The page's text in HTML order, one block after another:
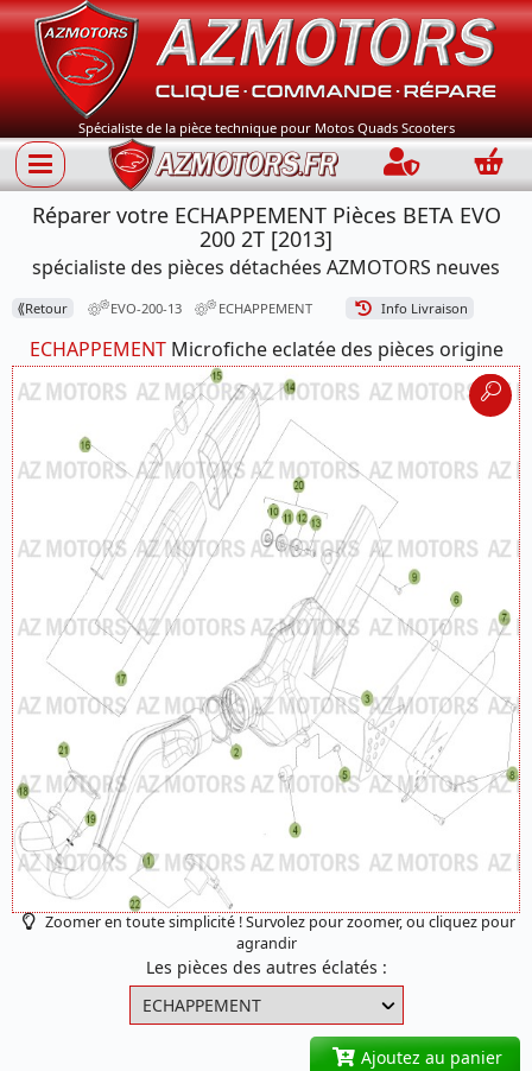
Spécialiste de la pièce technique pour Motos Quads Scooters
Connection
Réparer votre ECHAPPEMENT Pièces BETA EVO
200 2T [2013]
spécialiste des pièces détachées AZMOTORS neuves
⟪Retour EVO-200-13 ECHAPPEMENT Info Livraison
ECHAPPEMENTMicrofiche eclatée des pièces origine
Zoomer en toute simplicité ! Survolez pour zoomer, ou cliquez pour
agrandir
Les pièces des autres éclatés :
Ajoutez au panier